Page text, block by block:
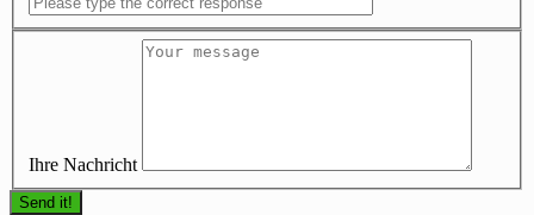
Ihre Nachricht